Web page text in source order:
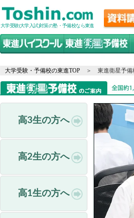
大学受験(大学入試)対策の塾・予備校なら東進
大学受験・予備校の東進TOP 東進衛星予備
高3生の方へ
高2生の方へ
高1生の方へ